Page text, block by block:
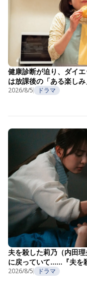
健康診断が迫り、ダイ
は放課後の「ある楽し
2026/8/5 ドラマ
夫を殺した莉乃（内田
に戻っていて……『夫を
2026/8/5 ドラマ